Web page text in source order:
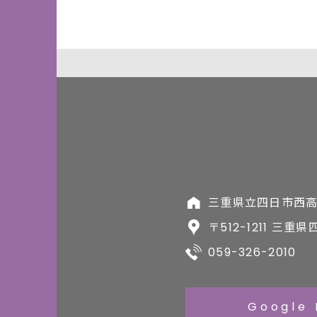
三重県立四日市西
〒512-1211 三重県
059-326-2010
Google